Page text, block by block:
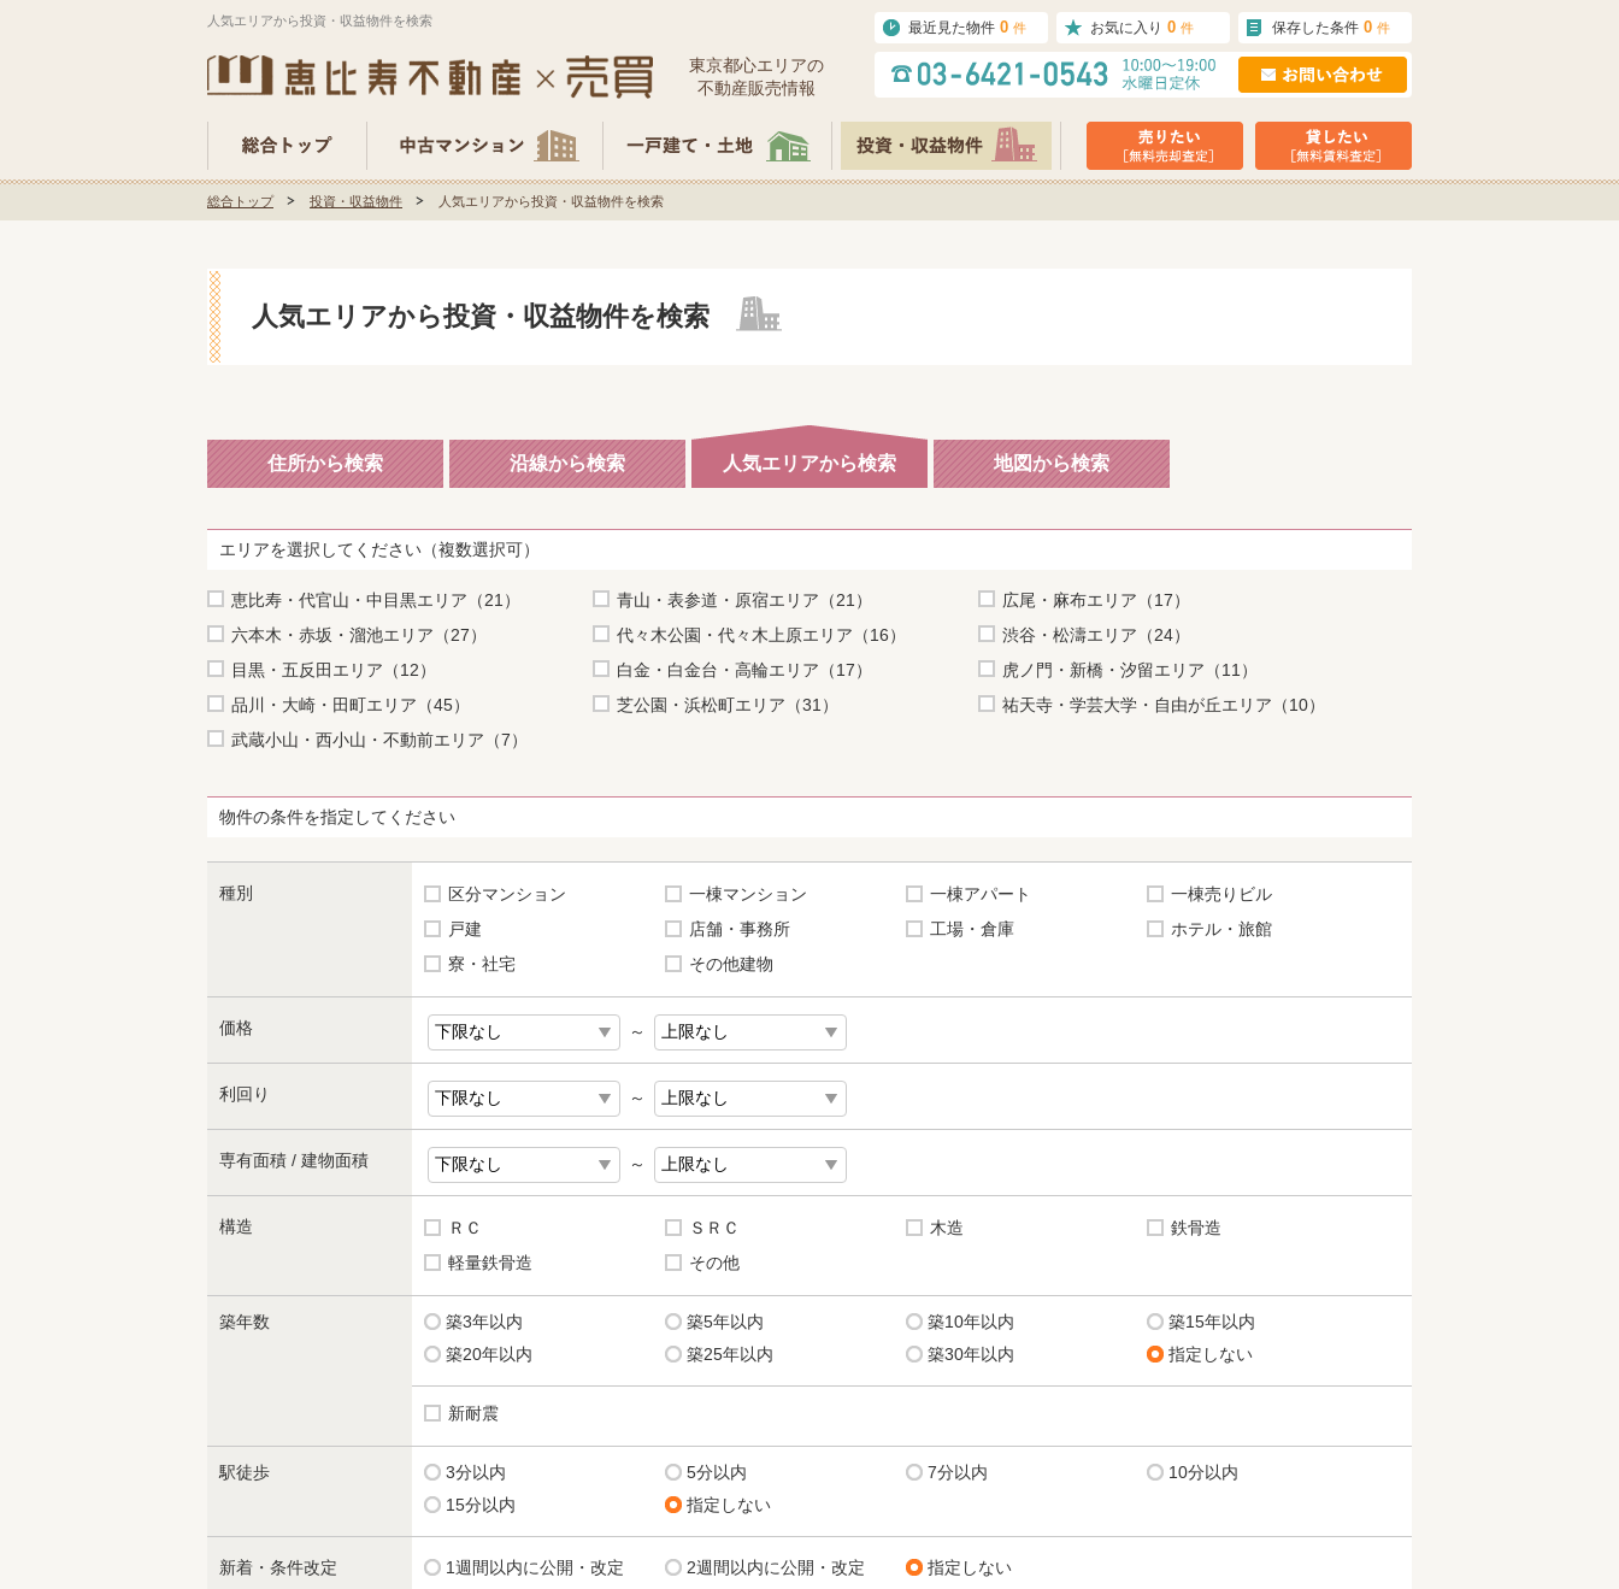
人気エリアから投資・収益物件を検索
東京都⼼エリアの
不動産販売情報
最近見た物件 0 件 お気に入り 0 件 保存した条件 0 件
総合トップ 投資・収益物件 人気エリアから投資・収益物件を検索
人気エリアから投資・収益物件を検索
住所から検索 沿線から検索 人気エリアから検索 地図から検索
エリアを選択してください（複数選択可）
恵比寿・代官山・中目黒エリア（21） 青山・表参道・原宿エリア（21）
広尾・麻布エリア（17）
六本木・赤坂・溜池エリア（27）
代々木公園・代々木上原エリア（16）
渋谷・松濤エリア（24）
目黒・五反田エリア（12）
白金・白金台・高輪エリア（17）
虎ノ門・新橋・汐留エリア（11）
品川・大崎・田町エリア（45）
芝公園・浜松町エリア（31）
祐天寺・学芸大学・自由が丘エリア（10）
武蔵小山・西小山・不動前エリア（7）
物件の条件を指定してください
種別 区分マンション 一棟マンション 一棟アパート
一棟売りビル
戸建
店舗・事務所 工場・倉庫
ホテル・旅館
寮・社宅
その他建物
価格 ～
利回り ～
専有面積 / 建物面積 ～
構造 ＲＣ ＳＲＣ 木造
鉄骨造
軽量鉄骨造
その他
築年数 築3年以内 築5年以内 築10年以内
築15年以内
築20年以内
築25年以内 築30年以内 指定しない
新耐震
駅徒歩 3分以内 5分以内 7分以内
10分以内
15分以内
指定しない
新着・条件改定 1週間以内に公開・改定 2週間以内に公開・改定 指定しない